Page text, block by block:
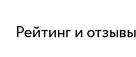
Рейтинг и отзывы